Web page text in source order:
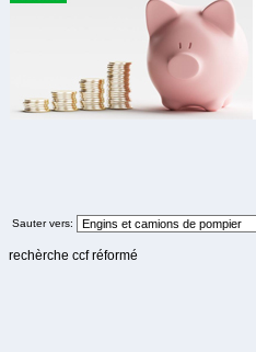
Sauter vers:
rechèrche ccf réformé